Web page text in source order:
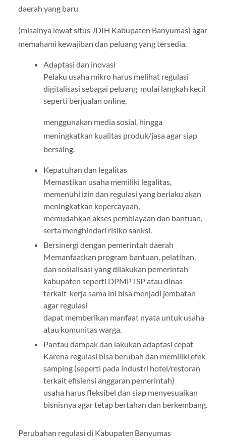
daerah yang baru
(misalnya lewat situs JDIH Kabupaten Banyumas) agar
memahami kewajiban dan peluang yang tersedia.
Adaptasi dan inovasi
Pelaku usaha mikro harus melihat regulasi
digitalisasi sebagai peluang mulai langkah kecil
seperti berjualan online,
menggunakan media sosial, hingga
meningkatkan kualitas produk/jasa agar siap
bersaing.
Kepatuhan dan legalitas
Memastikan usaha memiliki legalitas,
memenuhi izin dan regulasi yang berlaku akan
meningkatkan kepercayaan,
memudahkan akses pembiayaan dan bantuan,
serta menghindari risiko sanksi.
Bersinergi dengan pemerintah daerah
Memanfaatkan program bantuan, pelatihan,
dan sosialisasi yang dilakukan pemerintah
kabupaten seperti DPMPTSP atau dinas
terkait kerja sama ini bisa menjadi jembatan
agar regulasi
dapat memberikan manfaat nyata untuk usaha
atau komunitas warga.
Pantau dampak dan lakukan adaptasi cepat
Karena regulasi bisa berubah dan memiliki efek
samping (seperti pada industri hotel/restoran
terkait efisiensi anggaran pemerintah)
usaha harus fleksibel dan siap menyesuaikan
bisnisnya agar tetap bertahan dan berkembang.
Perubahan regulasi di Kabupaten Banyumas